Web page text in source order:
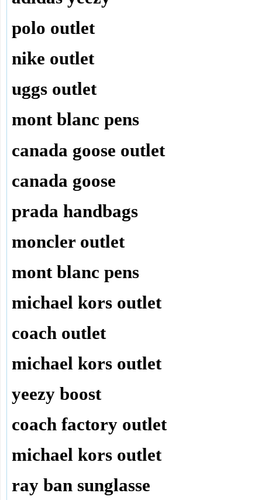
polo outlet
nike outlet
uggs outlet
mont blanc pens
canada goose outlet
canada goose
prada handbags
moncler outlet
mont blanc pens
michael kors outlet
coach outlet
michael kors outlet
yeezy boost
coach factory outlet
michael kors outlet
ray ban sunglasse